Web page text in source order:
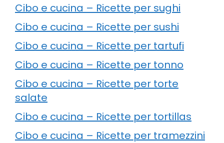
Cibo e cucina – Ricette per sughi
Cibo e cucina – Ricette per sushi
Cibo e cucina – Ricette per tartufi
Cibo e cucina – Ricette per tonno
Cibo e cucina – Ricette per torte
salate
Cibo e cucina – Ricette per tortillas
Cibo e cucina – Ricette per tramezzini